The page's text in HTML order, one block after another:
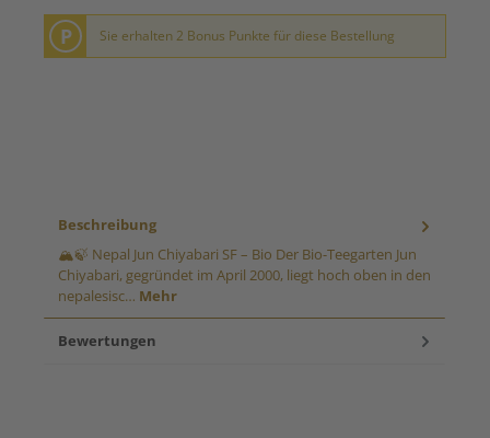
P Sie erhalten 2 Bonus Punkte für diese Bestellung
Beschreibung
🏔️🍃 Nepal Jun Chiyabari SF – Bio Der Bio-Teegarten Jun
Chiyabari, gegründet im April 2000, liegt hoch oben in den
nepalesisc… Mehr
Bewertungen